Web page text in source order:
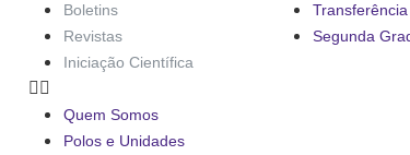
Boletins
Revistas
Iniciação Científica
Quem Somos
Polos e Unidades
Transferência
Segunda